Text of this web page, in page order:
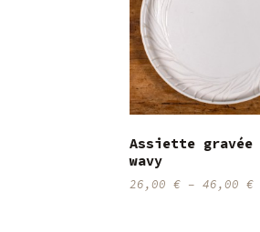
Assiette gravée
wavy
26,00 €– 46,00 €